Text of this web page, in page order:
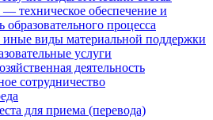
техническое обеспечение и
образовательного процесса
виды материальной поддержки
услуги
деятельность
сотрудничество
для приема (перевода)